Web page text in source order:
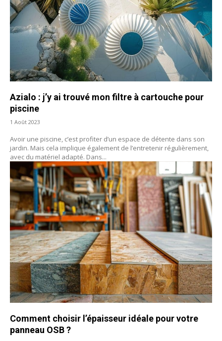
Azialo : j’y ai trouvé mon filtre à cartouche pour
piscine
1 Août 2023
Avoir une piscine, c’est profiter d’un espace de détente dans son
jardin. Mais cela implique également de l’entretenir régulièrement,
avec du matériel adapté. Dans...
Comment choisir l’épaisseur idéale pour votre
panneau OSB ?